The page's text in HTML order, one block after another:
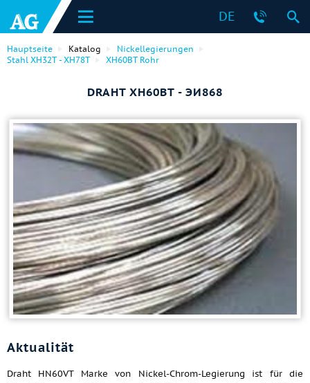
DE
Hauptseite Katalog
Nickellegierungen
Stahl ХН32Т - ХН78Т
ХН60ВТ Rohr
DRAHT ХН60ВТ - ЭИ868
Aktualität
Draht HN60VT Marke von Nickel-Chrom-Legierung ist für die